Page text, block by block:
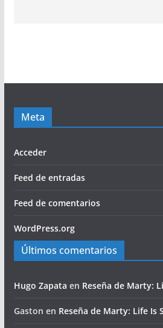
Meta
Acceder
Feed de entradas
Feed de comentarios
WordPress.org
Últimos comentarios
Hugo Zapata en Reseña de Marty:
Gaston en Reseña de Marty: Life Is